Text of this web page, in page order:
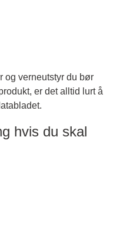
og verneutstyr du bør
er det alltid lurt å
.
hvis du skal